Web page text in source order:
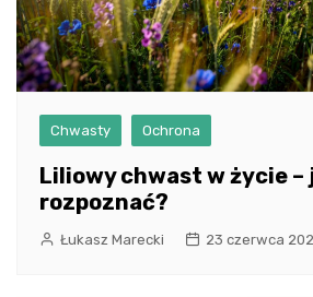
Chwasty Ochrona
Liliowy chwast w życie –
rozpoznać?
Łukasz Marecki 23 czerwca